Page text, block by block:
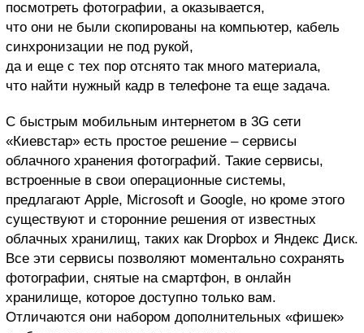
посмотреть фотографии, а оказывается,
что они не были скопированы на компьютер, кабель
синхронизации не под рукой,
да и еще с тех пор отснято так много материала,
что найти нужный кадр в телефоне та еще задача.
С быстрым мобильным интернетом в 3G сети
«Киевстар» есть простое решение – сервисы
облачного хранения фотографий. Такие сервисы,
встроенные в свои операционные системы,
предлагают Apple, Microsoft и Google, но кроме этого
существуют и сторонние решения от известных
облачных хранилищ, таких как Dropbox и Яндекс Диск.
Все эти сервисы позволяют моментально сохранять
фотографии, снятые на смартфон, в онлайн
хранилище, которое доступно только вам.
Отличаются они набором дополнительных «фишек»